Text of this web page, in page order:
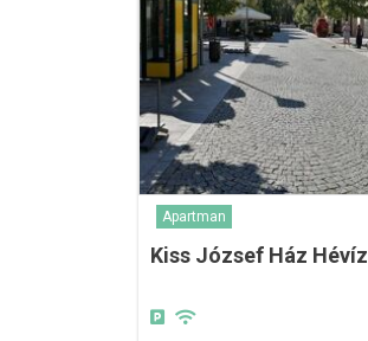
Apartman
Kiss József Ház Hévíz